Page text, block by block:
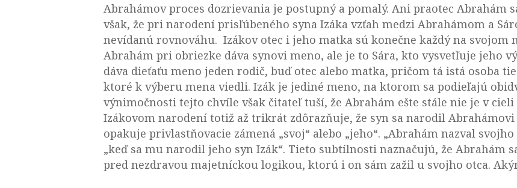
Abrahámov proces dozrievania je postupný a pomalý. Ani praotec Abrahám
však, že pri narodení prisľúbeného syna Izáka vzťah medzi Abrahámom a
nevídanú rovnováhu. Izákov otec i jeho matka sú konečne každý na svojom
Abrahám pri obriezke dáva synovi meno, ale je to Sára, kto vysvetľuje jeho
dáva dieťaťu meno jeden rodič, buď otec alebo matka, pričom tá istá osoba
ktoré k výberu mena viedli. Izák je jediné meno, na ktorom sa podieľajú
výnimočnosti tejto chvíle však čitateľ tuší, že Abrahám ešte stále nie je v cieli
Izákovom narodení totiž až trikrát zdôrazňuje, že syn sa narodil
opakuje privlastňovacie zámená „svoj“ alebo „jeho“. „Abrahám nazval
„keď sa mu narodil jeho syn Izák“. Tieto subtílnosti naznačujú, že Abrahám
pred nezdravou majetníckou logikou, ktorú i on sám zažil u svojho otca.